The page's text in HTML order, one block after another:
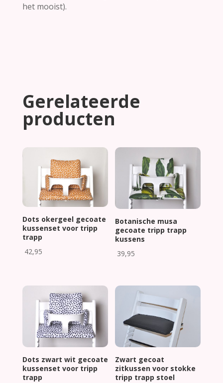
het mooist).
Gerelateerde
producten
Dots okergeel gecoate
kussenset voor tripp
trapp
42,95
Botanische musa
gecoate tripp trapp
kussens
39,95
Dots zwart wit gecoate
kussenset voor tripp
trapp
Zwart gecoat
zitkussen voor stokke
tripp trapp stoel